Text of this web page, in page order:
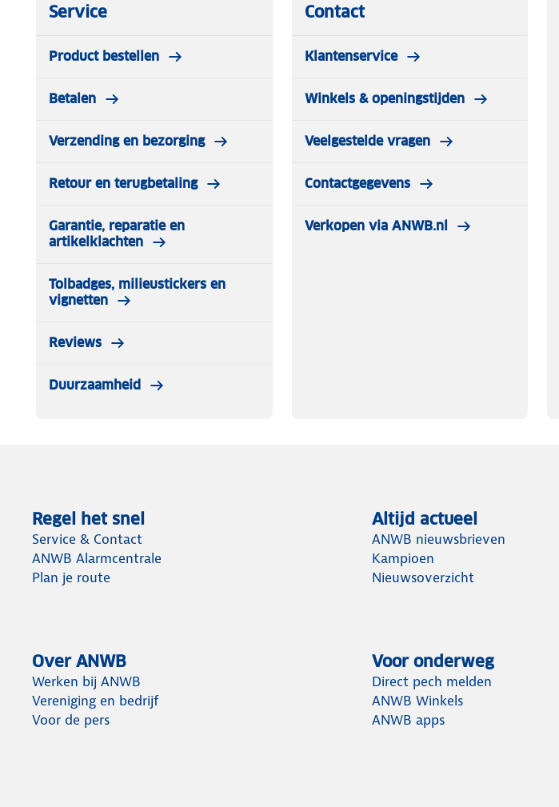
Service
Product bestellen
Betalen
Verzending en bezorging
Retour en terugbetaling
Garantie, reparatie en
artikelklachten
Tolbadges, milieustickers en
vignetten
Reviews
Duurzaamheid
Contact
Klantenservice
Winkels & openingstijden
Veelgestelde vragen
Contactgegevens
Verkopen via ANWB.nl
Regel het snel
Service & Contact
ANWB Alarmcentrale
Plan je route
Altijd actueel
ANWB nieuwsbrieven
Kampioen
Nieuwsoverzicht
Over ANWB
Werken bij ANWB
Vereniging en bedrijf
Voor de pers
Voor onderweg
Direct pech melden
ANWB Winkels
ANWB apps